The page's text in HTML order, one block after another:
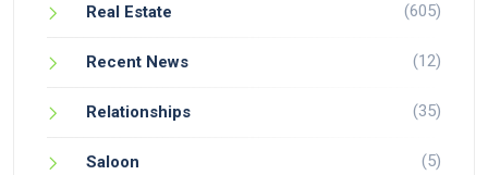
Real Estate (605)
Recent News (12)
Relationships (35)
Saloon (5)